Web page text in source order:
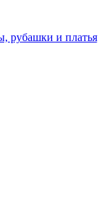
рубашки и платья